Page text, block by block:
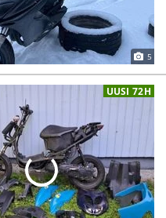
5
UUSI 72H